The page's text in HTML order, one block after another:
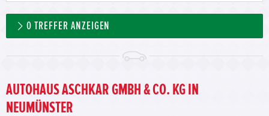
0 TREFFER ANZEIGEN
AUTOHAUS ASCHKAR GMBH & CO. KG IN
NEUMÜNSTER